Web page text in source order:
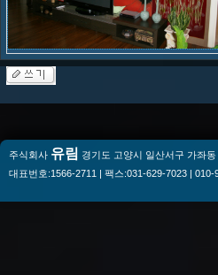
주식회사 유림 경기도 고양시 일산서구 가좌
대표번호:1566-2711 | 팩스:031-629-7023 | 010-